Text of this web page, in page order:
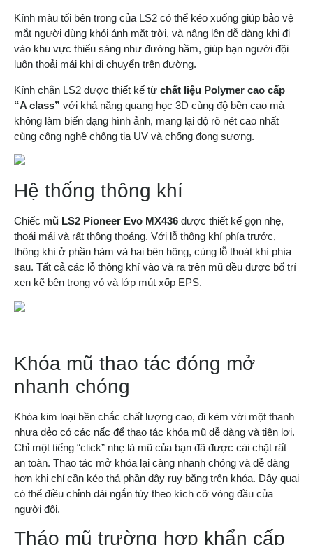
Kính màu tối bên trong của LS2 có thể kéo xuống giúp bảo vệ
mắt người dùng khỏi ánh mặt trời, và nâng lên dễ dàng khi đi
vào khu vực thiếu sáng như đường hầm, giúp bạn người đội
luôn thoải mái khi di chuyển trên đường.
Kính chắn LS2 được thiết kế từ chất liệu Polymer cao cấp
“A class” với khả năng quang học 3D cùng độ bền cao mà
không làm biến dạng hình ảnh, mang lại độ rõ nét cao nhất
cùng công nghệ chống tia UV và chống đọng sương.
Hệ thống thông khí
Chiếc mũ LS2 Pioneer Evo MX436 được thiết kế gọn nhẹ,
thoải mái và rất thông thoáng. Với lỗ thông khí phía trước,
thông khí ở phần hàm và hai bên hông, cùng lỗ thoát khí phía
sau. Tất cả các lỗ thông khí vào và ra trên mũ đều được bố trí
xen kẽ bên trong vỏ và lớp mút xốp EPS.
Khóa mũ thao tác đóng mở
nhanh chóng
Khóa kim loại bền chắc chất lượng cao, đi kèm với một thanh
nhựa dẻo có các nấc để thao tác khóa mũ dễ dàng và tiện lợi.
Chỉ một tiếng “click” nhẹ là mũ của bạn đã được cài chặt rất
an toàn. Thao tác mở khóa lại càng nhanh chóng và dễ dàng
hơn khi chỉ cần kéo thả phần dây ruy băng trên khóa. Dây quai
có thể điều chỉnh dài ngắn tùy theo kích cỡ vòng đầu của
người đội.
Tháo mũ trường hợp khẩn cấp